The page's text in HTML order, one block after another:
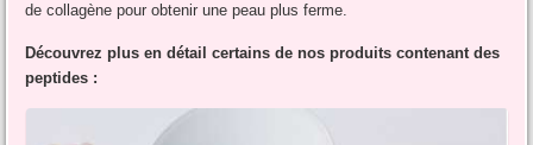
de collagène pour obtenir une peau plus ferme.
Découvrez plus en détail certains de nos produits contenant des
peptides :